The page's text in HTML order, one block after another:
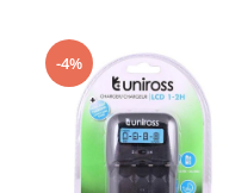
-4%